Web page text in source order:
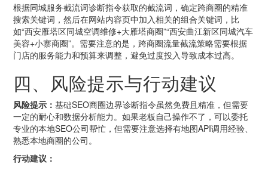
根据同城服务截流词诊断指令获取的截流词，确定跨商圈的精准
搜索关键词，然后在网站内容页中加入相关的组合关键词，比
如“西安雁塔区同城空调维修+大雁塔商圈”“西安曲江新区同城汽车
美容+小寨商圈”。需要注意的是，跨商圈流量截流策略需要根据
门店的服务能力和预算来调整，避免过度投入导致成本过高。
四、风险提示与行动建议
风险提示：基础SEO商圈边界诊断指令虽然免费且精准，但需要
一定的耐心和数据分析能力。如果老板自己操作不了，可以委托
专业的本地SEO公司帮忙，但需要注意选择有地图API调用经验、
熟悉本地商圈的公司。
行动建议：